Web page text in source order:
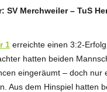
SV Merchweiler – TuS
1 erreichte einen 3:2-
hatten beiden
eingeräumt – doch nur
Aus dem Hinspiel hatten